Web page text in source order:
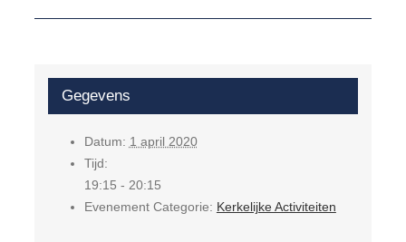
Gegevens
Datum: 1 april 2020
Tijd:
19:15 - 20:15
Evenement Categorie: Kerkelijke Activiteiten